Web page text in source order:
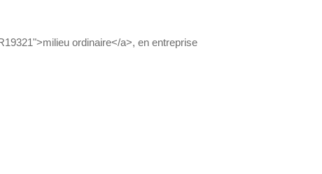
ordinaire</a>, en entreprise